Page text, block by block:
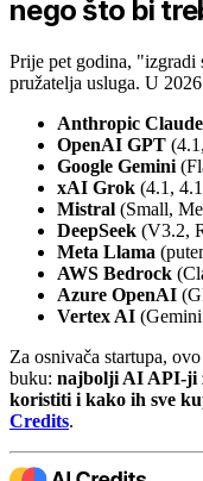
nego što bi
Prije pet godina,
pružatelja usluga. U
Anthropic Claude
OpenAI GPT
Google Gemini
xAI Grok (4.1,
Mistral (Small,
DeepSeek (V3.2,
Meta Llama
AWS Bedrock
Azure OpenAI
Vertex AI
Za osnivača startupa,
buku: najbolji AI API-ji
koristiti i kako ih sve
Credits.